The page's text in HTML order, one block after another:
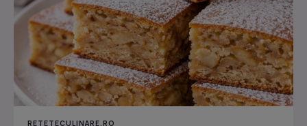
RETETECULINARE.RO